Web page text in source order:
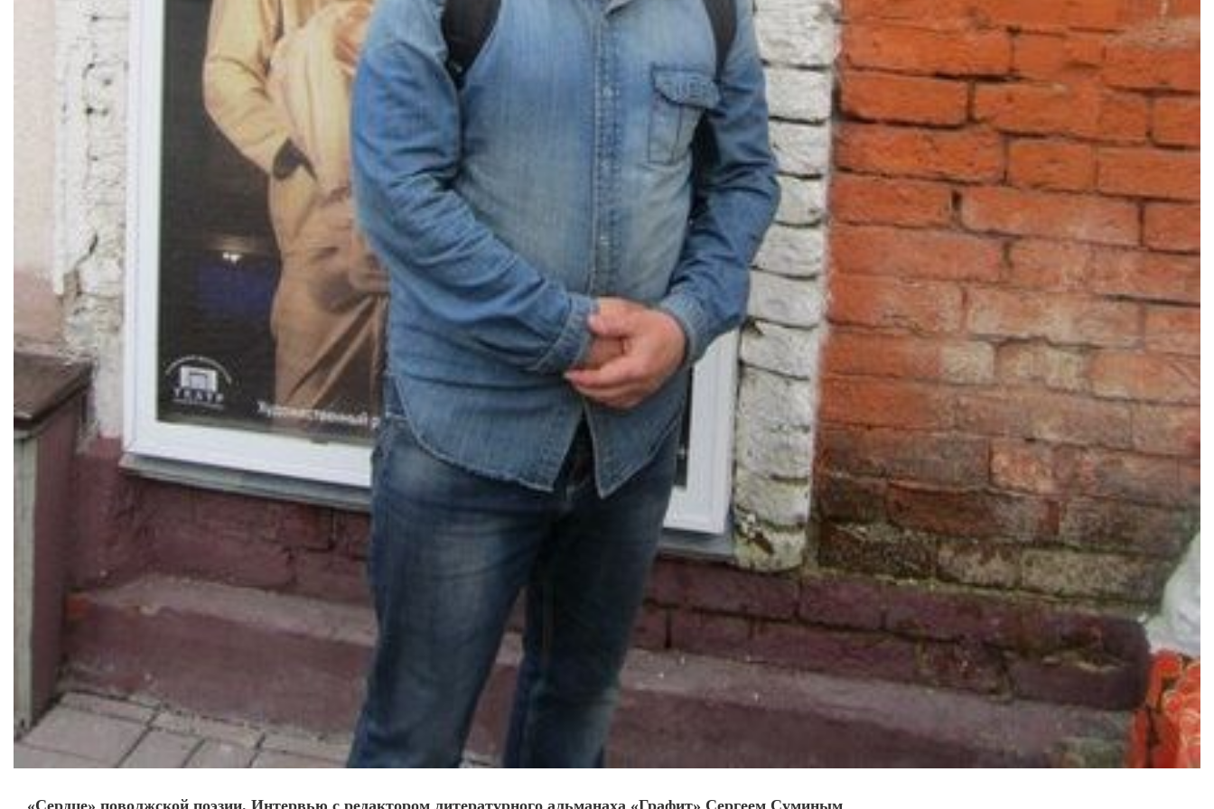
«Сердце» поволжской поэзии. Интервью с редактором литературного альманаха «Графит» Сергеем Суминым